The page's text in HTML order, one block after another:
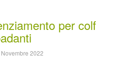
per colf
2022